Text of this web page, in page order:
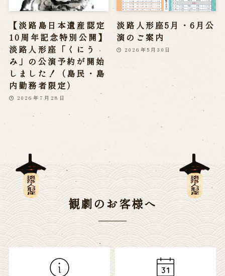
【淡路島日本遺産認定
10周年記念特別公開】
淡路人形座「くにう
み」の公演予約が開始
しました！（島民・島
内勤務者限定）
2026年7月28日
淡路人形座5月・6月公
演のご案内
2026年5月30日
観劇のお客様へ